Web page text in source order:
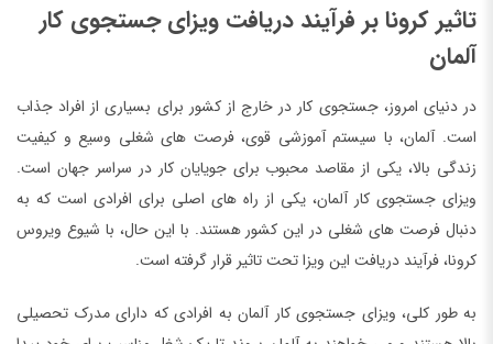
تاثیر کرونا بر فرآیند دریافت ویزای جستجوی کار
آلمان
در دنیای امروز، جستجوی کار در خارج از کشور برای بسیاری از افراد جذاب
است. آلمان، با سیستم آموزشی قوی، فرصت های شغلی وسیع و کیفیت
زندگی بالا، یکی از مقاصد محبوب برای جویایان کار در سراسر جهان است.
ویزای جستجوی کار آلمان، یکی از راه های اصلی برای افرادی است که به
دنبال فرصت های شغلی در این کشور هستند. با این حال، با شیوع ویروس
کرونا، فرآیند دریافت این ویزا تحت تاثیر قرار گرفته است.
به طور کلی، ویزای جستجوی کار آلمان به افرادی که دارای مدرک تحصیلی